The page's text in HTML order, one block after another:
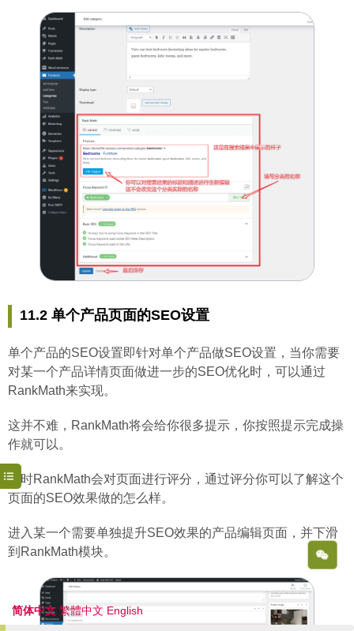
11.2 单个产品页面的SEO设置
单个产品的SEO设置即针对单个产品做SEO设置，当你需要
对某一个产品详情页面做进一步的SEO优化时，可以通过
RankMath来实现。
这并不难，RankMath将会给你很多提示，你按照提示完成操
作就可以。
同时RankMath会对页面进行评分，通过评分你可以了解这个
页面的SEO效果做的怎么样。
进入某一个需要单独提升SEO效果的产品编辑页面，并下滑
到RankMath模块。
简体中文 繁體中文 English